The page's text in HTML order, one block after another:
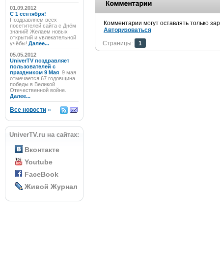
01.09.2012
C 1 сентября!
Поздравляем всех
посетителей сайта с Днём
знаний! Желаем новых
открытий и увлекательной
учёбы! Далее...
05.05.2012
UniverTV поздравляет
пользователей с
праздником 9 Мая 9 мая
отмечается 67 годовщина
победы в Великой
Отечественной войне.
Далее...
Все новости »
UniverTV.ru на сайтах:
Вконтакте
Youtube
FaceBook
Живой Журнал
Комментарии могут оставлять только
Авторизоваться
Страницы:
1